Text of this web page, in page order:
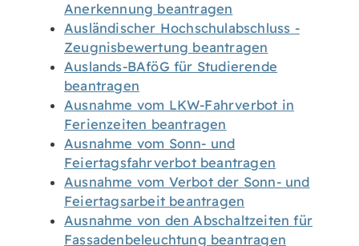
Anerkennung beantragen
Ausländischer Hochschulabschluss -
Zeugnisbewertung beantragen
Auslands-BAföG für Studierende
beantragen
Ausnahme vom LKW-Fahrverbot in
Ferienzeiten beantragen
Ausnahme vom Sonn- und
Feiertagsfahrverbot beantragen
Ausnahme vom Verbot der Sonn- und
Feiertagsarbeit beantragen
Ausnahme von den Abschaltzeiten für
Fassadenbeleuchtung beantragen